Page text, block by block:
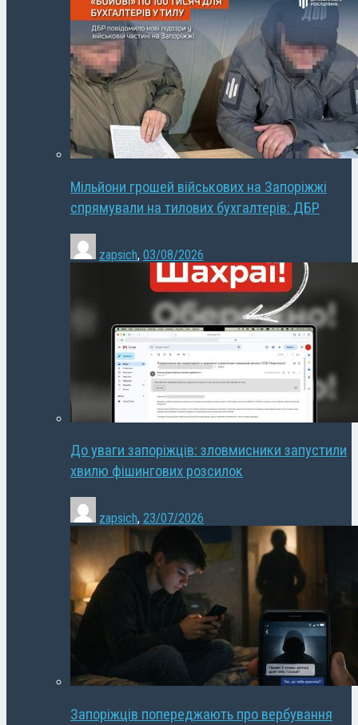
Мільйони грошей військових на Запоріжжі
спрямували на тилових бухгалтерів: ДБР
zapsich, 03/08/2026
До уваги запоріжців: зловмисники запустили
хвилю фішингових розсилок
zapsich, 23/07/2026
Запоріжців попереджають про вербування